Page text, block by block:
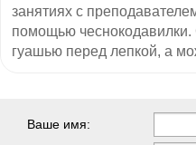
занятиях с
помощью чеснокодавилки.
гуашью перед лепкой, а
Ваше имя: